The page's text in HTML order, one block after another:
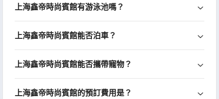
上海鑫帝時尚賓館有游泳池嗎？
上海鑫帝時尚賓館能否泊車？
上海鑫帝時尚賓館能否攜帶寵物？
上海鑫帝時尚賓館的預訂費用是？